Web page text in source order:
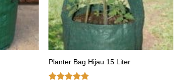
Planter Bag Hijau 15 Liter